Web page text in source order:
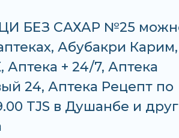
БЕЗ САХАР №25
Абубакри Карим,
+ 24/7, Аптека
24, Аптека Рецепт по
TJS в Душанбе и